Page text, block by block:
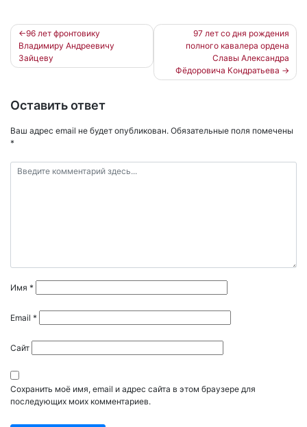
Навигация
по
записям
96 лет фронтовику
Владимиру Андреевичу
Зайцеву
97 лет со дня рождения
полного кавалера ордена
Славы Александра
Фёдоровича Кондратьева
Оставить ответ
Ваш адрес email не будет опубликован. Обязательные поля помечены
*
Имя *
Email *
Сайт
Сохранить моё имя, email и адрес сайта в этом браузере для
последующих моих комментариев.